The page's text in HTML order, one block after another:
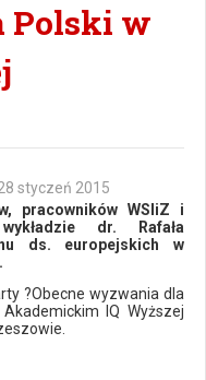
Polski w
styczeń 2015
pracowników WSIiZ i
dr. Rafała
ds. europejskich w
?Obecne wyzwania dla
IQ Wyższej